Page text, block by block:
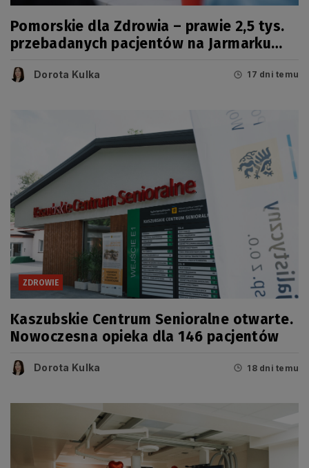
Pomorskie dla Zdrowia – prawie 2,5 tys.
przebadanych pacjentów na Jarmarku
Dorota Kulka 17 dni temu
ZDROWIE
Kaszubskie Centrum Senioralne otwarte.
Nowoczesna opieka dla 146 pacjentów
Dorota Kulka 18 dni temu